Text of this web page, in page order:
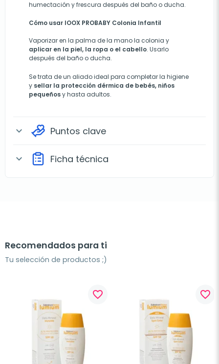
humectación y frescura después del baño o ducha.
Cómo usar IOOX PROBABY Colonia Infantil
Vaporizar en la palma de la mano la colonia y
aplicar en la piel, la ropa o el cabello. Usarlo
después del baño o ducha.
Se trata de un aliado ideal para completar la higiene
y sellar la protección dérmica de bebés, niños
pequeñosy hasta adultos.
expand_more Puntos clave
expand_more Ficha técnica
Recomendados para ti
Tu selección de productos ;)
favorite_border favorite_border